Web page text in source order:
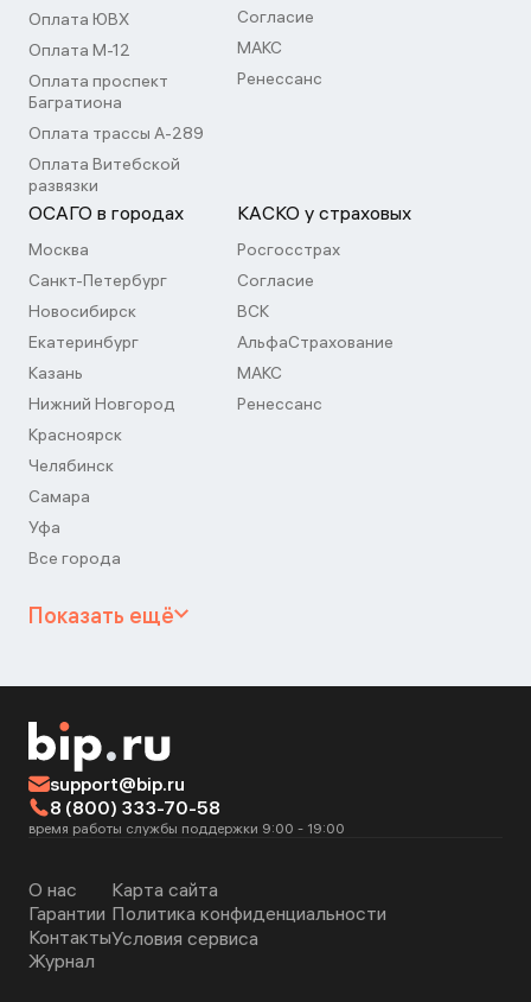
Оплата ЮВХ
Оплата М-12
Оплата проспект
Багратиона
Оплата трассы А-289
Оплата Витебской
развязки
Согласие
МАКС
Ренессанс
ОСАГО в городах
Москва
Санкт-Петербург
Новосибирск
Екатеринбург
Казань
Нижний Новгород
Красноярск
Челябинск
Самара
Уфа
Все города
КАСКО у страховых
Росгосстрах
Согласие
ВСК
АльфаСтрахование
МАКС
Ренессанс
Показать ещё
support@bip.ru
8 (800) 333-70-58
время работы службы поддержки 9:00 - 19:00
О нас
Гарантии
Контакты
Журнал
Карта сайта
Политика конфиденциальности
Условия сервиса